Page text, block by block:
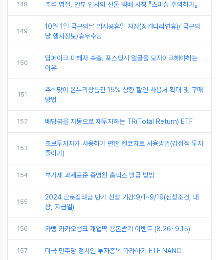
148 추석 명절, 안부 인사와 선물 택배 사칭 『스미싱 주의하기』
149
10월 1일 국군의날 임시공휴일 지정(징검다리연휴)/ 국군의
날 행사정보/휴무수당
150
딥페이크 피해자 속출. 포스팅시 얼굴을 모자이크해야하는
이유
151
추석맞이 온누리상품권 15% 상향 할인 사용처 확대 및 구매
방법
152 배당금을 자동으로 재투자하는 TR(Total Return) ETF
153
초보투자자가 사용하기 편한 렌코차트 사용방법(감정적 투자
줄이기)
154 부가세 과세표준 증명원 홈택스 발급 방법
155
2024 근로장려금 반기 신청 기간:9/1~9/19(신청조건, 대
상, 지급일)
156 카뱅 카카오뱅크 개업떡 용돈받기 이벤트 (8.26~9.15)
157 미국 민주당 정치인 투자종목 따라하기 ETF NANC